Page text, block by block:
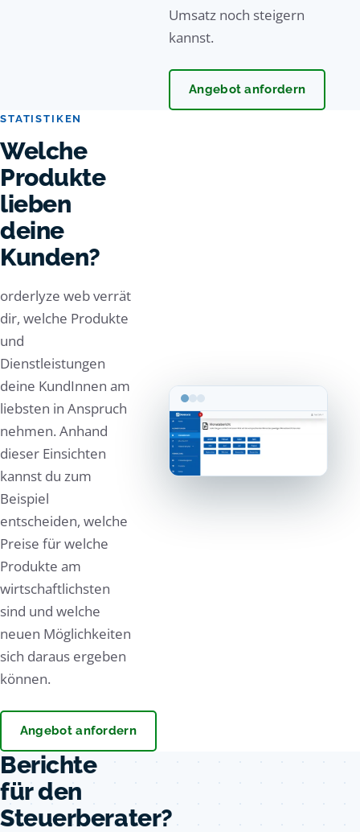
Umsatz noch steigern
kannst.
Angebot anfordern
STATISTIKEN
Welche
Produkte
lieben
deine
Kunden?
orderlyze web verrät
dir, welche Produkte
und
Dienstleistungen
deine KundInnen am
liebsten in Anspruch
nehmen. Anhand
dieser Einsichten
kannst du zum
Beispiel
entscheiden, welche
Preise für welche
Produkte am
wirtschaftlichsten
sind und welche
neuen Möglichkeiten
sich daraus ergeben
können.
Angebot anfordern
Berichte
für den
Steuerberater?